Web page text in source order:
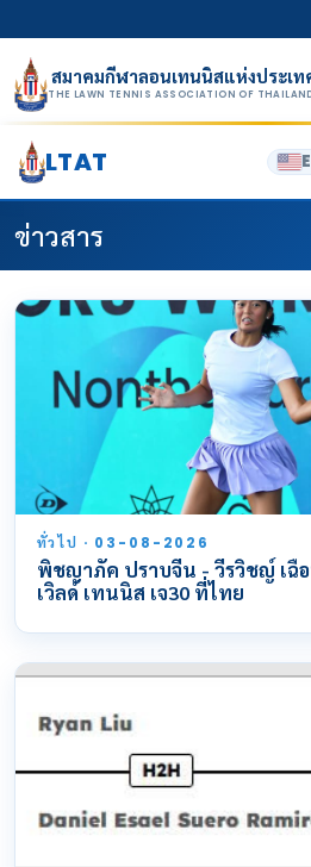
สมาคมกีฬาลอนเทนนิสแห่งประเ
THE LAWN TENNIS ASSOCIATION OF
LTAT
ข่าวสาร
ทั่วไป · 03-08-2026
พิชญาภัค ปราบจีน - วีรวิชญ์ เฉื
เวิลด์ เทนนิส เจ30 ที่ไทย